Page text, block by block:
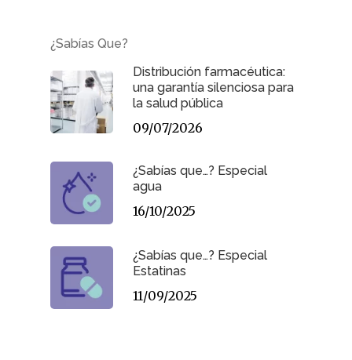
¿Sabías Que?
Distribución farmacéutica:
una garantía silenciosa para
la salud pública
09/07/2026
¿Sabías que…? Especial
agua
16/10/2025
¿Sabías que…? Especial
Estatinas
11/09/2025